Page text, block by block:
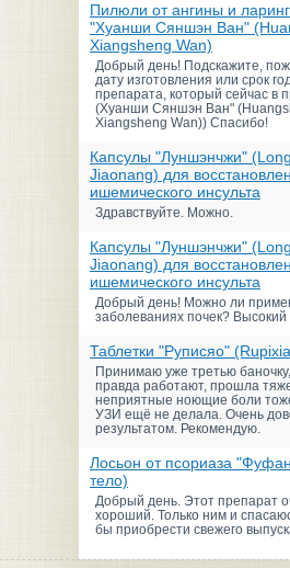
Пилюли от ангины и
"Хуанши Сяншэн Ван"
Xiangsheng Wan)
Добрый день! Подскажите,
дату изготовления или срок
препарата, который сейчас в
(Хуанши Сяншэн Ван"
Xiangsheng Wan)) Спасибо!
Капсулы "Луншэнчжи"
Jiaonang) для
ишемического инсульта
Здравствуйте. Можно.
Капсулы "Луншэнчжи"
Jiaonang) для
ишемического инсульта
Добрый день! Можно ли
заболеваниях почек? Высокий
Таблетки "Руписяо"
Принимаю уже третью
правда работают, прошла
неприятные ноющие боли
УЗИ ещё не делала. Очень
результатом. Рекомендую.
Лосьон от псориаза
тело)
Добрый день. Этот препарат
хороший. Только ним и
бы приобрести свежего